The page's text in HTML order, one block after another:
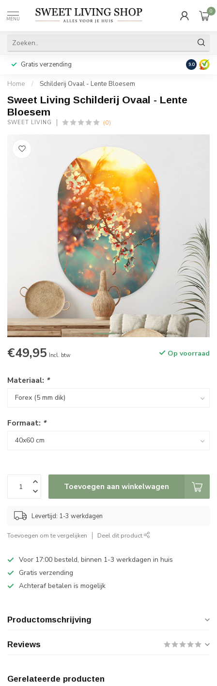
MENU
0
Gratis verzending Achteraf
9.0
Home / Schilderij Ovaal - Lente Bloesem
Sweet Living Schilderij Ovaal - Lente
Bloesem
SWEET LIVING (0)
€49,95 Incl. btw Op voorraad
Materiaal: *
Formaat: *
Toevoegen aan winkelwagen
Levertijd: 1-3 werkdagen
Toevoegen om te vergelijken Deel dit product
Voor 17:00 besteld, binnen 1-3 werkdagen in huis
Gratis verzending
Achteraf betalen is mogelijk
Productomschrijving
Reviews
Gerelateerde producten